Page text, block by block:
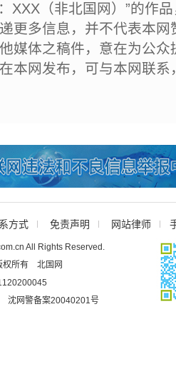
XXX（非北国网）”的作
更多信息，并不代表本
媒体之稿件，意在为公
本网发布，可与本网联
方式 免责声明 网站律师
All Rights Reserved.
权所有 北国网
沈网警备案20040201号